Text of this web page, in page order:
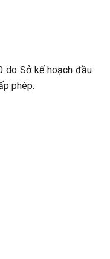
do Sở kế hoạch đầu
phép.